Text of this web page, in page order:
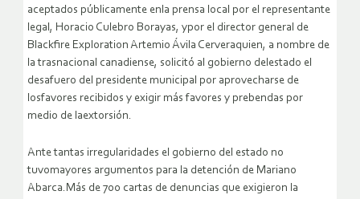
aceptados públicamente enla prensa local por el representante
legal, Horacio Culebro Borayas, ypor el director general de
Blackfire Exploration Artemio Ávila Cerveraquien, a nombre de
la trasnacional canadiense, solicitó al gobierno delestado el
desafuero del presidente municipal por aprovecharse de
losfavores recibidos y exigir más favores y prebendas por
medio de laextorsión.
Ante tantas irregularidades el gobierno del estado no
tuvomayores argumentos para la detención de Mariano
Abarca.Más de 700 cartas de denuncias que exigieron la